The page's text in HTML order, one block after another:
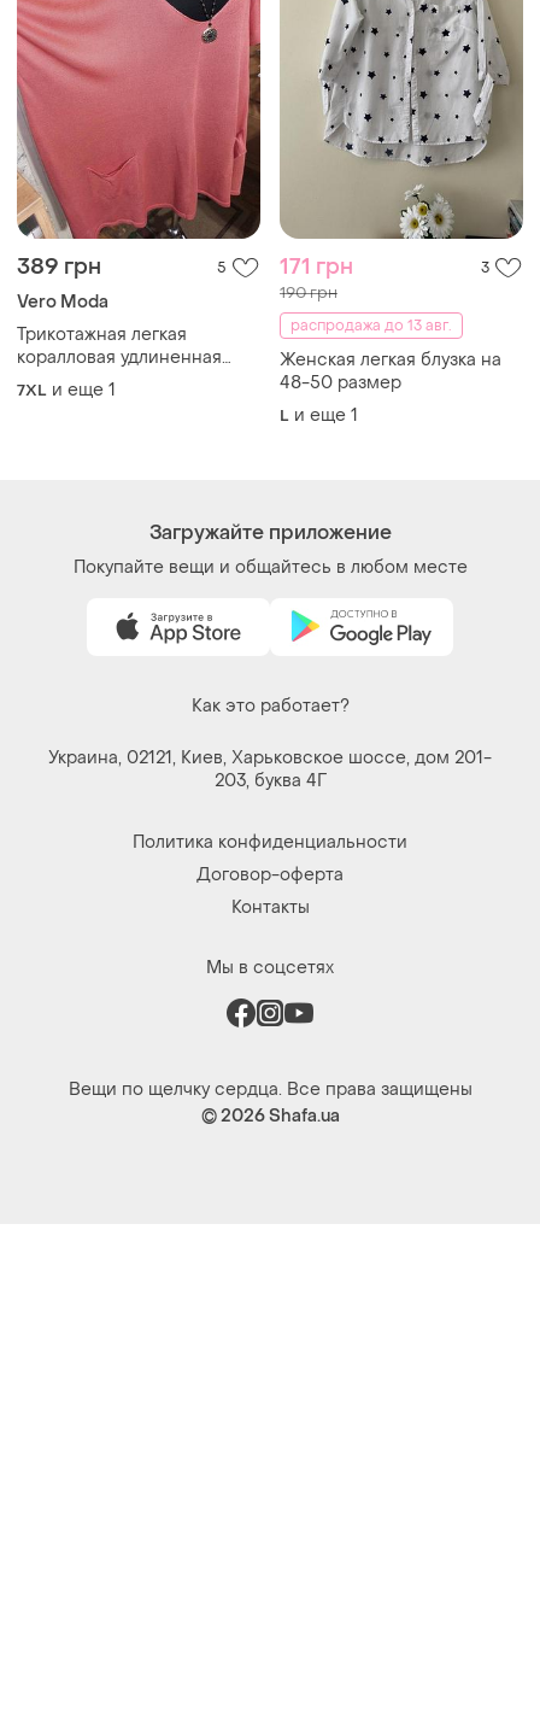
389 грн 5
Vero Moda
Трикотажная легкая
коралловая удлиненная
блузка-туника с карманами
мега батал-оверсайз vero
7XL и еще 1
171 грн 3
190 грн
распродажа до 13 авг.
Женская легкая блузка на
48-50 размер
L и еще 1
Загружайте приложение
Покупайте вещи и общайтесь в любом месте
Как это работает?
Украина, 02121, Киев, Харьковское шоссе, дом 201-
203, буква 4Г
Политика конфиденциальности
Договор-оферта
Контакты
Мы в соцсетях
Вещи по щелчку сердца. Все права защищены
© 2026Shafa.ua